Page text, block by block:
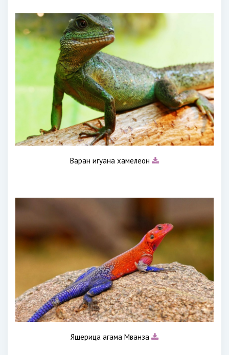
Варан игуана хамелеон
Ящерица агама Мванза